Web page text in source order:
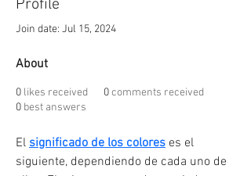
Profile
Join date: Jul 15, 2024
About
0 likes received 0 comments received
0 best answers
El significado de los colores es el
siguiente, dependiendo de cada uno de